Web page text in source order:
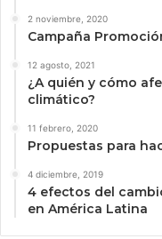
2 noviembre, 2020
Campaña
12 agosto, 2021
¿A quién y cómo
climático?
11 febrero, 2020
Propuestas para
4 diciembre, 2019
4 efectos del
en América Latina